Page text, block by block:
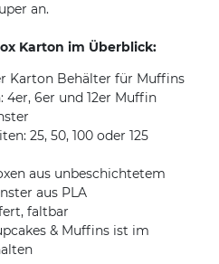
an.
Karton im Überblick:
Karton Behälter für Muffins
4er, 6er und 12er Muffin
25, 50, 100 oder 125
aus unbeschichtetem
aus PLA
faltbar
& Muffins ist im